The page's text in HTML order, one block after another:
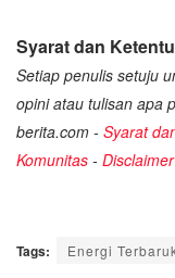
Syarat dan
Setiap penulis setuju
opini atau tulisan apa
berita.com - Syarat
Komunitas - Disclaimer
Tags: Energi